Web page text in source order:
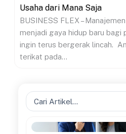
Usaha dari Mana Saja
BUSINESS FLEX –
menjadi gaya hidup baru bagi
ingin terus bergerak lincah.
terikat pada...
Search
...